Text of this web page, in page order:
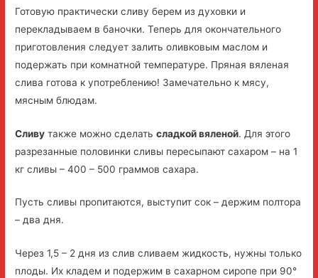
Готовую практически сливу берем из духовки и
перекладываем в баночки. Теперь для окончательного
приготовления следует залить оливковым маслом и
подержать при комнатной температуре. Пряная вяленая
слива готова к употреблению! Замечательно к мясу,
мясным блюдам.
Сливу также можно сделатьсладкой вяленой. Для этого
разрезанные половинки сливы пересыпают сахаром – на 1
кг сливы – 400 – 500 граммов сахара.
Пусть сливы пропитаются, выступит сок – держим полтора
– два дня.
Через 1,5 – 2 дня из слив сливаем жидкость, нужны только
плоды. Их кладем и подержим в сахарном сиропе при 90°